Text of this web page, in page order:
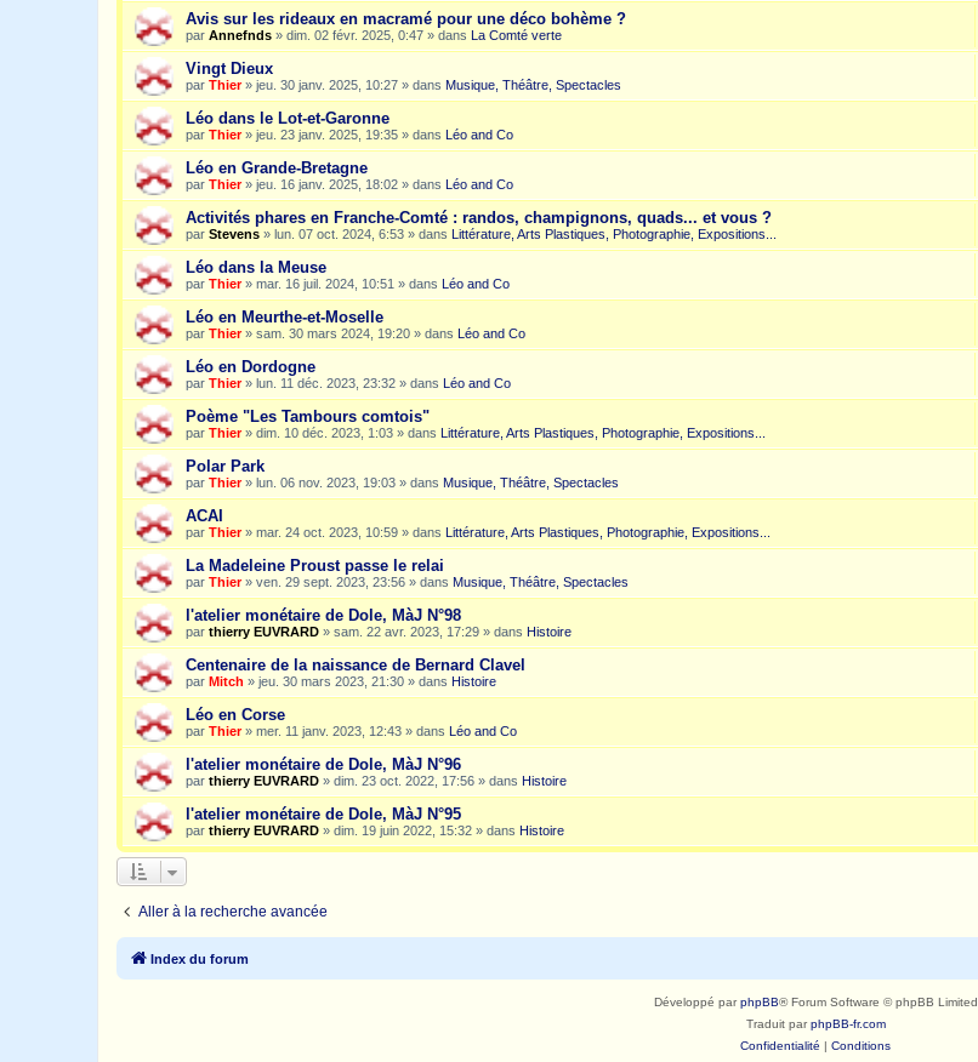
Avis sur les rideaux en macramé pour une déco bohème ?
par Annefnds » dim. 02 févr. 2025, 0:47 » dans La Comté verte
Vingt Dieux
par Thier» jeu. 30 janv. 2025, 10:27 » dans Musique, Théâtre, Spectacles
Léo dans le Lot-et-Garonne
par Thier» jeu. 23 janv. 2025, 19:35 » dans Léo and Co
Léo en Grande-Bretagne
par Thier» jeu. 16 janv. 2025, 18:02 » dans Léo and Co
Activités phares en Franche-Comté : randos, champignons, quads... et vous ?
par Stevens » lun. 07 oct. 2024, 6:53 » dans Littérature, Arts Plastiques, Photographie, Expositions...
Léo dans la Meuse
par Thier» mar. 16 juil. 2024, 10:51 » dans Léo and Co
Léo en Meurthe-et-Moselle
par Thier» sam. 30 mars 2024, 19:20 » dans Léo and Co
Léo en Dordogne
par Thier» lun. 11 déc. 2023, 23:32 » dans Léo and Co
Poème "Les Tambours comtois"
par Thier» dim. 10 déc. 2023, 1:03 » dans Littérature, Arts Plastiques, Photographie, Expositions...
Polar Park
par Thier» lun. 06 nov. 2023, 19:03 » dans Musique, Théâtre, Spectacles
ACAI
par Thier» mar. 24 oct. 2023, 10:59 » dans Littérature, Arts Plastiques, Photographie, Expositions...
La Madeleine Proust passe le relai
par Thier» ven. 29 sept. 2023, 23:56 » dans Musique, Théâtre, Spectacles
l'atelier monétaire de Dole, MàJ N°98
par thierry EUVRARD » sam. 22 avr. 2023, 17:29 » dans Histoire
Centenaire de la naissance de Bernard Clavel
par Mitch » jeu. 30 mars 2023, 21:30 » dans Histoire
Léo en Corse
par Thier» mer. 11 janv. 2023, 12:43 » dans Léo and Co
l'atelier monétaire de Dole, MàJ N°96
par thierry EUVRARD » dim. 23 oct. 2022, 17:56 » dans Histoire
l'atelier monétaire de Dole, MàJ N°95
par thierry EUVRARD » dim. 19 juin 2022, 15:32 » dans Histoire
Aller à la recherche avancée
Index du forum
Développé parphpBB® Forum Software © phpBB Limited
Traduit parphpBB-fr.com
Confidentialité | Conditions